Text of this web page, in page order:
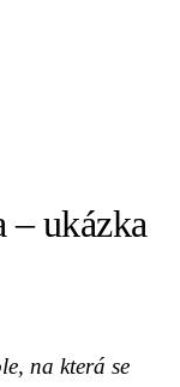
– ukázka
na která se